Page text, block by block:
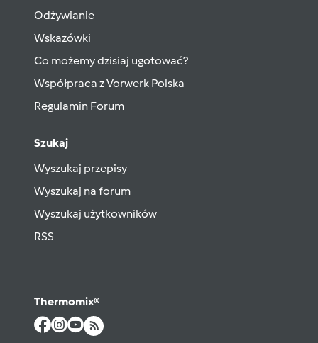
Odżywianie
Wskazówki
Co możemy dzisiaj ugotować?
Współpraca z Vorwerk Polska
Regulamin Forum
Szukaj
Wyszukaj przepisy
Wyszukaj na forum
Wyszukaj użytkowników
RSS
Thermomix®